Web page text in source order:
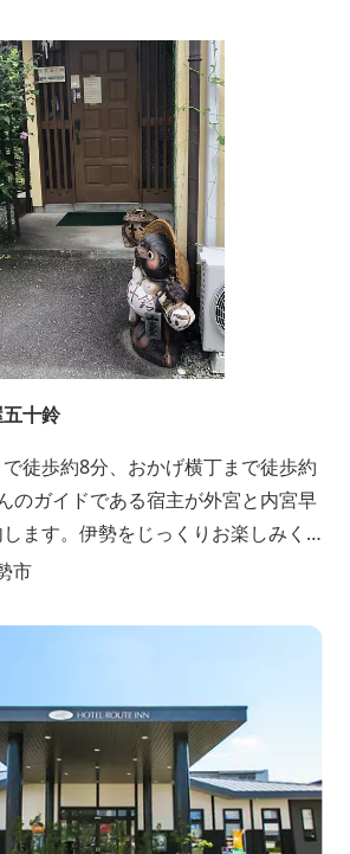
十鈴
徒歩約8分、おかげ横丁まで徒歩約
のガイドである宿主が外宮と内宮早
ます。伊勢をじっくりお楽しみく
市